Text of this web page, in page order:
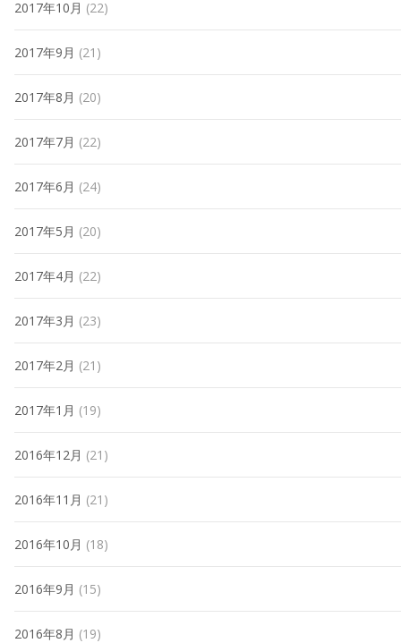
2017年10月 (22)
2017年9月 (21)
2017年8月 (20)
2017年7月 (22)
2017年6月 (24)
2017年5月 (20)
2017年4月 (22)
2017年3月 (23)
2017年2月 (21)
2017年1月 (19)
2016年12月 (21)
2016年11月 (21)
2016年10月 (18)
2016年9月 (15)
2016年8月 (19)